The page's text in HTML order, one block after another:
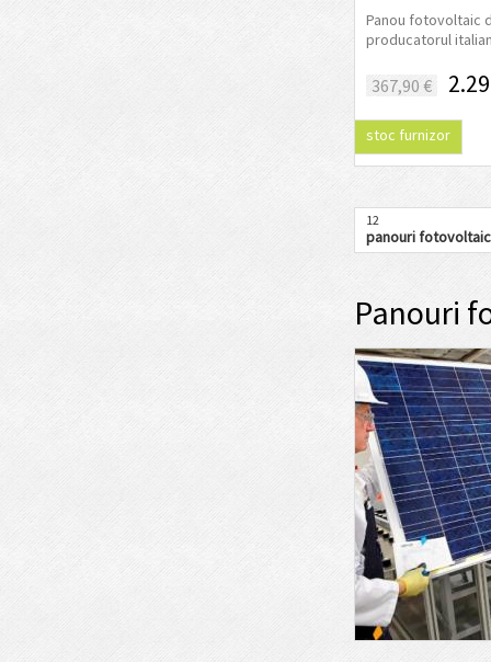
Panou fotovoltaic
producatorul
367,90 €
stoc furnizor
12
panouri
Panouri